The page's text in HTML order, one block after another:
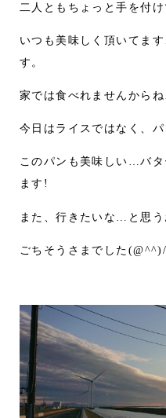
二人ともちょっと手を付け
いつも美味しく頂いてま
す。
家では食べれませんから
今日はライスではなく、
このパンも美味しい…バ
ます!
また、行きたいな…と思う
ごちそうさまでした